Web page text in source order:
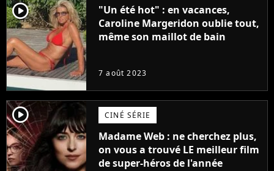
player2
"Un été hot" : en vacances,
Caroline Margeridon oublie tout,
même son maillot de bain
7 août 2023
player2 CINÉ SÉRIE
Madame Web : ne cherchez plus,
on vous a trouvé LE meilleur film
de super-héros de l'année